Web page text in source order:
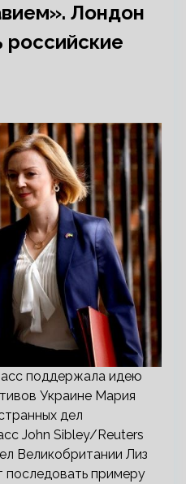
Лондон
российские
поддержала идею
Украине Мария
дел
John Sibley/Reuters
Великобритании Лиз
последовать примеру